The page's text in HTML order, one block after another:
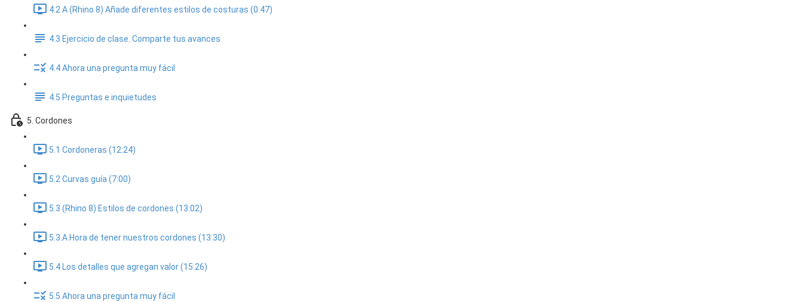
4.2 A (Rhino 8) Añade diferentes estilos de costuras (0:47)
4.3 Ejercicio de clase. Comparte tus avances
4.4 Ahora una pregunta muy fácil
4.5 Preguntas e inquietudes
5. Cordones
5.1 Cordoneras (12:24)
5.2 Curvas guía (7:00)
5.3 (Rhino 8) Estilos de cordones (13:02)
5.3.A Hora de tener nuestros cordones (13:30)
5.4 Los detalles que agregan valor (15:26)
5.5 Ahora una pregunta muy fácil